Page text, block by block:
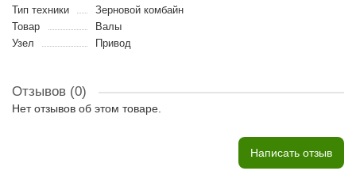
Тип техники
Зерновой комбайн
Товар
Валы
Узел
Привод
Отзывов (0)
Нет отзывов об этом товаре.
Написать отзыв